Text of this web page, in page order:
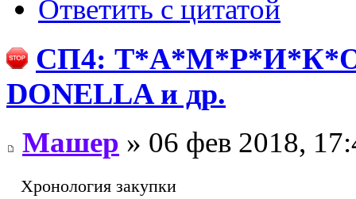
Ответить с цитатой
СП4: Т*А*М*Р*И*К*О
DONELLA и др.
Машер » 06 фев 2018,
Хронология закупки